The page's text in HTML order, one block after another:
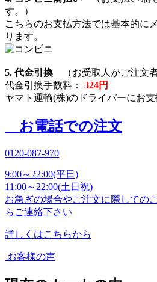
す。）
こちらのお支払方法では基本的に
ります。
5. 代金引換 （お受取人がご注文
代金引換手数料：
324円
ヤマト運輸(株)のドライバーにお支
お電話での注文
0120-087-970
9:00～22:00(平日)
11:00～22:00(土日祝)
お急ぎの場合やご注文に際しての
らご連絡下さい
詳しくはこちらから
お客様の声